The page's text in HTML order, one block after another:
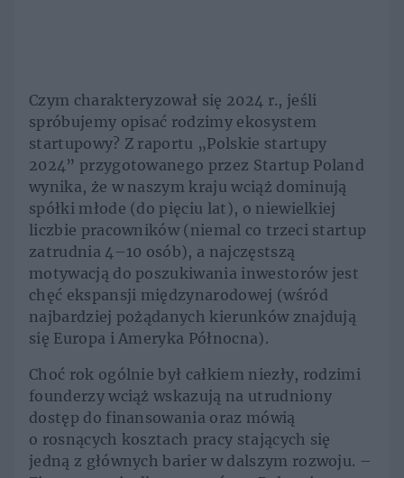
Czym charakteryzował się 2024 r., jeśli
spróbujemy opisać rodzimy ekosystem
startupowy? Z raportu „Polskie startupy
2024” przygotowanego przez Startup Poland
wynika, że w naszym kraju wciąż dominują
spółki młode (do pięciu lat), o niewielkiej
liczbie pracowników (niemal co trzeci startup
zatrudnia 4–10 osób), a najczęstszą
motywacją do poszukiwania inwestorów jest
chęć ekspansji międzynarodowej (wśród
najbardziej pożądanych kierunków znajdują
się Europa i Ameryka Północna).
Choć rok ogólnie był całkiem niezły, rodzimi
founderzy wciąż wskazują na utrudniony
dostęp do finansowania oraz mówią
o rosnących kosztach pracy stających się
jedną z głównych barier w dalszym rozwoju. –